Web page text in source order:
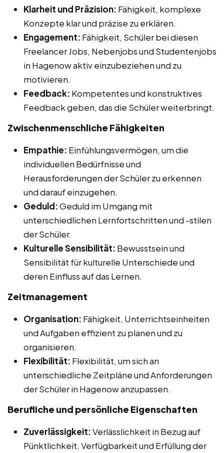
Klarheit und Präzision: Fähigkeit, komplexe
Konzepte klar und präzise zu erklären.
Engagement: Fähigkeit, Schüler bei diesen
Freelancer Jobs, Nebenjobs und Studentenjobs
in Hagenow aktiv einzubeziehen und zu
motivieren.
Feedback: Kompetentes und konstruktives
Feedback geben, das die Schüler weiterbringt.
Zwischenmenschliche Fähigkeiten
Empathie: Einfühlungsvermögen, um die
individuellen Bedürfnisse und
Herausforderungen der Schüler zu erkennen
und darauf einzugehen.
Geduld:Geduld im Umgang mit
unterschiedlichen Lernfortschritten und -stilen
der Schüler.
Kulturelle Sensibilität: Bewusstsein und
Sensibilität für kulturelle Unterschiede und
deren Einfluss auf das Lernen.
Zeitmanagement
Organisation: Fähigkeit, Unterrichtseinheiten
und Aufgaben effizient zu planen und zu
organisieren.
Flexibilität: Flexibilität, um sich an
unterschiedliche Zeitpläne und Anforderungen
der Schüler in Hagenow anzupassen.
Berufliche und persönliche Eigenschaften
Zuverlässigkeit:Verlässlichkeit in Bezug auf
Pünktlichkeit, Verfügbarkeit und Erfüllung der